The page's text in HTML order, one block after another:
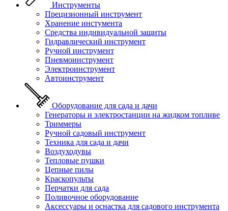
Инструменты
Прецизионный инструмент
Хранение инстумента
Средства индивидуальной защиты
Гидравлический инструмент
Ручной инструмент
Пневмоинструмент
Электроинструмент
Автоинструмент
Оборудование для сада и дачи
Генераторы и электростанции на жидком топливе
Триммеры
Ручной садовый инструмент
Техника для сада и дачи
Воздуходувы
Тепловые пушки
Цепные пилы
Краскопульты
Перчатки для сада
Поливочное оборудование
Аксессуары и оснастка для садового инструмента